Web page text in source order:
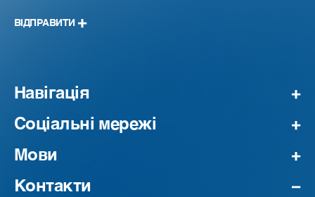
ВІДПРАВИТИ
Навігація
Соціальні мережі
Мови
Контакти